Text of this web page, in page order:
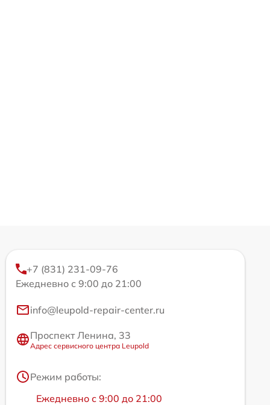
+7 (831) 231-09-76
Ежедневно с 9:00 до 21:00
info@leupold-repair-center.ru
Проспект Ленина, 33
Адрес сервисного центра Leupold
Режим работы:
Ежедневно с 9:00 до 21:00